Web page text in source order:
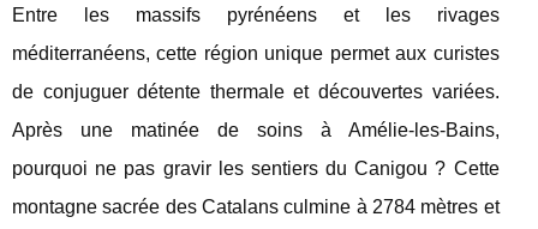
Entre les massifs pyrénéens et les rivages
méditerranéens, cette région unique permet aux curistes
de conjuguer détente thermale et découvertes variées.
Après une matinée de soins à Amélie-les-Bains,
pourquoi ne pas gravir les sentiers du Canigou ? Cette
montagne sacrée des Catalans culmine à 2784 mètres et